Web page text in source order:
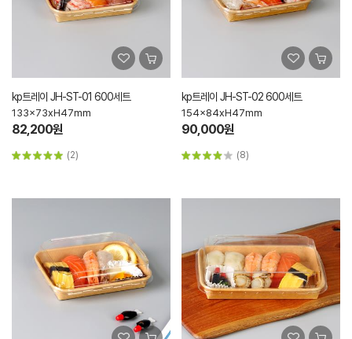
kp트레이 JH-ST-01 600세트
133x73xH47mm
82,200원
(2)
kp트레이 JH-ST-02 600세트
154x84xH47mm
90,000원
(8)